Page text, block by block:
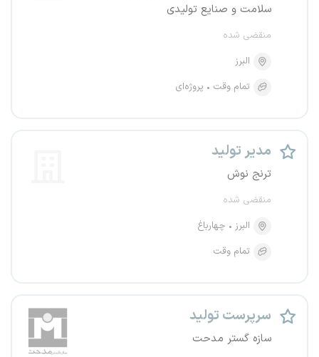
سلامت و صنایع تولیدی
منقضی شده
البرز
تمام وقت
پروژه‌ای
مدیر تولید
ترنج نوش
منقضی شده
البرز
چهارباغ
تمام وقت
سرپرست تولید
سازه گستر مدحت